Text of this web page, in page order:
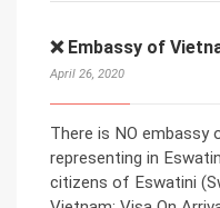
❌ Embassy of
April 26, 2020
There is NO
representing in
citizens of Eswatini